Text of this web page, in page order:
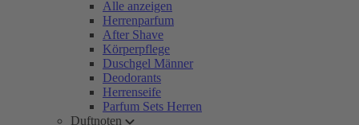
Alle anzeigen
Herrenparfum
After Shave
Körperpflege
Duschgel Männer
Deodorants
Herrenseife
Parfum Sets Herren
Duftnoten